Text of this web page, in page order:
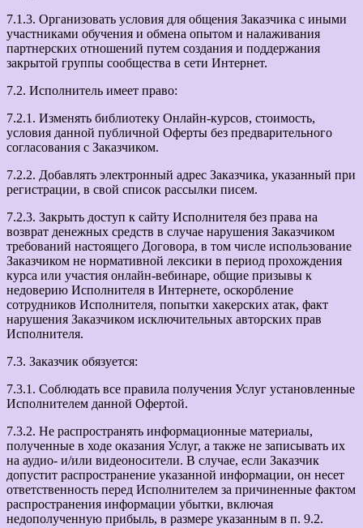
7.1.3. Организовать условия для общения Заказчика с иными
участниками обучения и обмена опытом и налаживания
партнерских отношений путем создания и поддержания
закрытой группы сообщества в сети Интернет.
7.2. Исполнитель имеет право:
7.2.1. Изменять библиотеку Онлайн-курсов, стоимость,
условия данной публичной Оферты без предварительного
согласования с Заказчиком.
7.2.2. Добавлять электронный адрес Заказчика, указанный при
регистрации, в свой список рассылки писем.
7.2.3. Закрыть доступ к сайту Исполнителя без права на
возврат денежных средств в случае нарушения Заказчиком
требований настоящего Договора, в том числе использование
Заказчиком не нормативной лексики в период прохождения
курса или участия онлайн-вебинаре, общие призывы к
недоверию Исполнителя в Интернете, оскорбление
сотрудников Исполнителя, попытки хакерских атак, факт
нарушения Заказчиком исключительных авторских прав
Исполнителя.
7.3. Заказчик обязуется:
7.3.1. Соблюдать все правила получения Услуг установленные
Исполнителем данной Офертой.
7.3.2. Не распространять информационные материалы,
полученные в ходе оказания Услуг, а также не записывать их
на аудио- и/или видеоносители. В случае, если Заказчик
допустит распространение указанной информации, он несет
ответственность перед Исполнителем за причиненные фактом
распространения информации убытки, включая
недополученную прибыль, в размере указанным в п. 9.2.